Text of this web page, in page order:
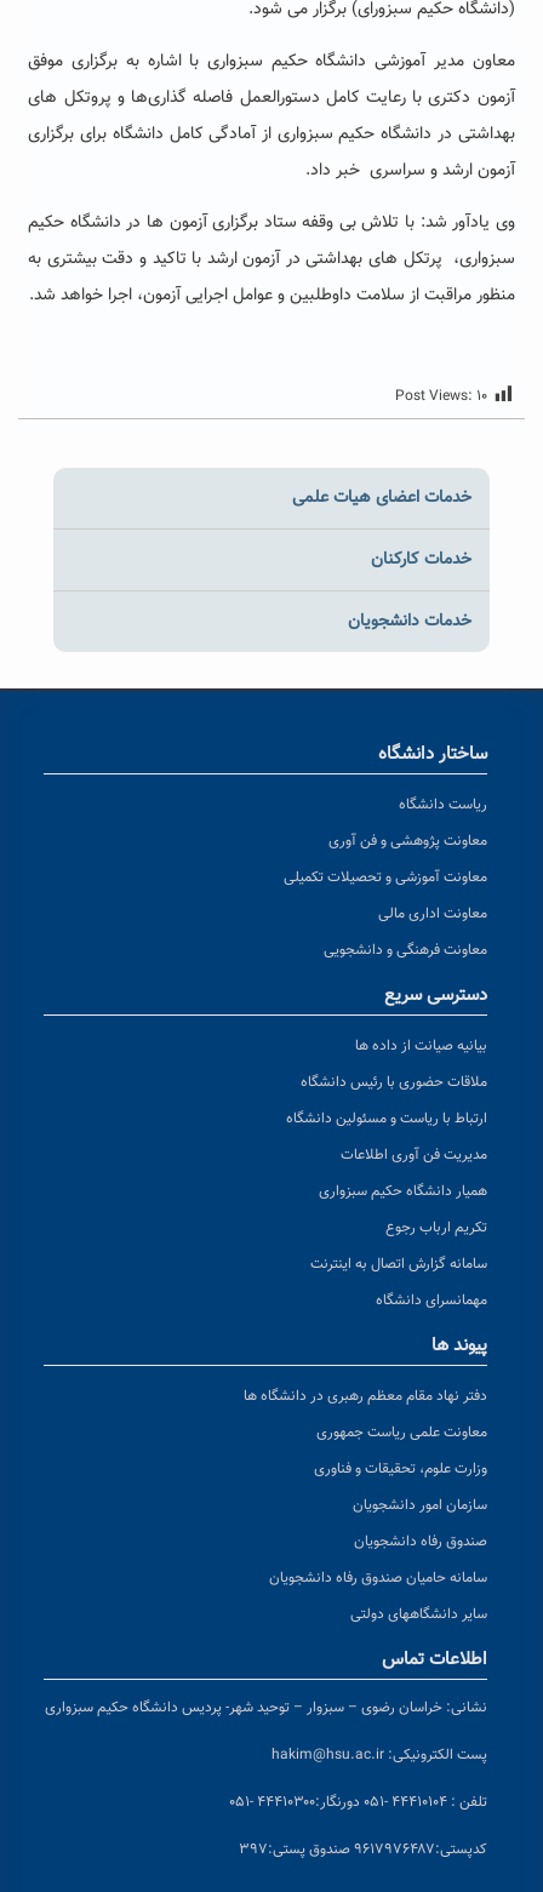
(دانشگاه حکیم سبزورای) برگزار می شود.
معاون مدیر آموزشی دانشگاه حکیم سبزواری با اشاره به برگزاری موفق
آزمون دکتری با رعایت کامل دستورالعمل فاصله گذاری‌ها و پروتکل های
بهداشتی در دانشگاه حکیم سبزواری از آمادگی کامل دانشگاه برای برگزاری
آزمون ارشد و سراسری خبر داد.
وی یادآور شد: با تلاش بی وقفه ستاد برگزاری آزمون ها در دانشگاه حکیم
سبزواری، پرتکل های بهداشتی در آزمون ارشد با تاکید و دقت بیشتری به
منظور مراقبت از سلامت داوطلبین و عوامل اجرایی آزمون، اجرا خواهد شد.
Post Views: ۱۰
خدمات اعضای هیات علمی
خدمات کارکنان
خدمات دانشجویان
ساختار دانشگاه
ریاست دانشگاه
معاونت پژوهشی و فن آوری
معاونت آموزشی و تحصیلات تکمیلی
معاونت اداری مالی
معاونت فرهنگی و دانشجویی
دسترسی سریع
بیانیه صیانت از داده ها
ملاقات حضوری با رئیس دانشگاه
ارتباط با ریاست و مسئولین دانشگاه
مدیریت فن آوری اطلاعات
همیار دانشگاه حکیم سبزواری
تکریم ارباب رجوع
سامانه گزارش اتصال به اینترنت
مهمانسرای دانشگاه
پیوند ها
دفتر نهاد مقام معظم رهبری در دانشگاه ها
معاونت علمی ریاست جمهوری
وزارت علوم، تحقیقات و فناوری
سازمان امور دانشجویان
صندوق رفاه دانشجویان
سامانه حامیان صندوق رفاه دانشجویان
سایر دانشگاههای دولتی
اطلاعات تماس
نشانی: خراسان رضوی – سبزوار – توحید شهر- پردیس دانشگاه حکیم سبزواری
پست الکترونیکی: hakim@hsu.ac.ir
تلفن : ۴۴۴۱۰۱۰۴ -۰۵۱ دورنگار:۴۴۴۱۰۳۰۰ -۰۵۱
کدپستی:۹۶۱۷۹۷۶۴۸۷ صندوق پستی:۳۹۷